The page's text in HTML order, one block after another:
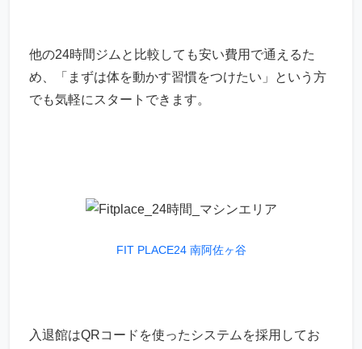
他の24時間ジムと比較しても安い費用で通えるた
め、「まずは体を動かす習慣をつけたい」という方
でも気軽にスタートできます。
FIT PLACE24 南阿佐ヶ谷
入退館はQRコードを使ったシステムを採用してお